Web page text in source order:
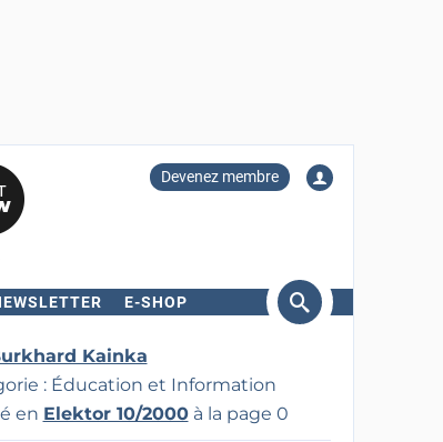
Devenez membre
E-SHOP
Kainka
: Éducation et Information
en Elektor 10/2000à la page 0